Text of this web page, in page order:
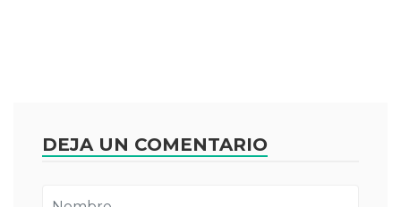
DEJA UN COMENTARIO